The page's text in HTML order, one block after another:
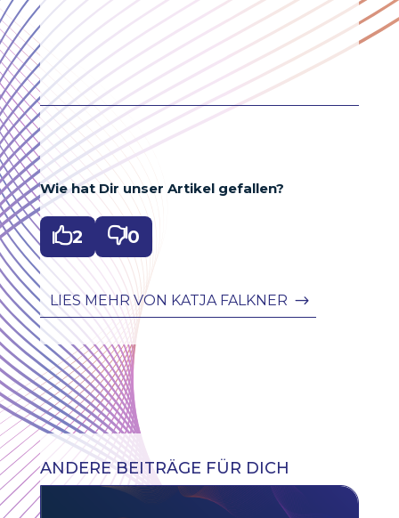
Wie hat Dir unser Artikel gefallen?
2 0
LIES MEHR VON KATJA FALKNER
ANDERE BEITRÄGE FÜR DICH